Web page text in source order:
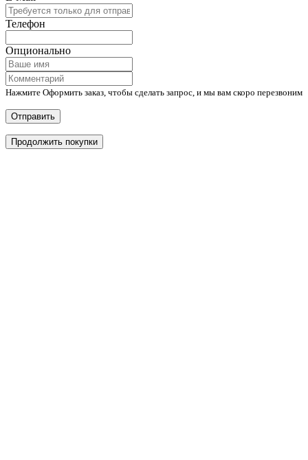
Телефон
Опционально
Нажмите Оформить заказ, чтобы сделать запрос, и мы вам скоро перезвоним
Отправить
Продолжить покупки